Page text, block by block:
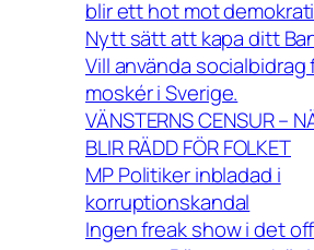
blir ett hot mot
Nytt sätt att kapa ditt
Vill använda socialbidrag
moskér i Sverige.
VÄNSTERNS CENSUR –
BLIR RÄDD FÖR FOLKET
MP Politiker inbladad i
korruptionskandal
Ingen freak show i det